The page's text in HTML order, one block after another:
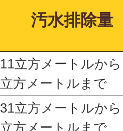
汚水排除量
11立方メートルか
立方メートルまで
31立方メートルか
立方メートルまで